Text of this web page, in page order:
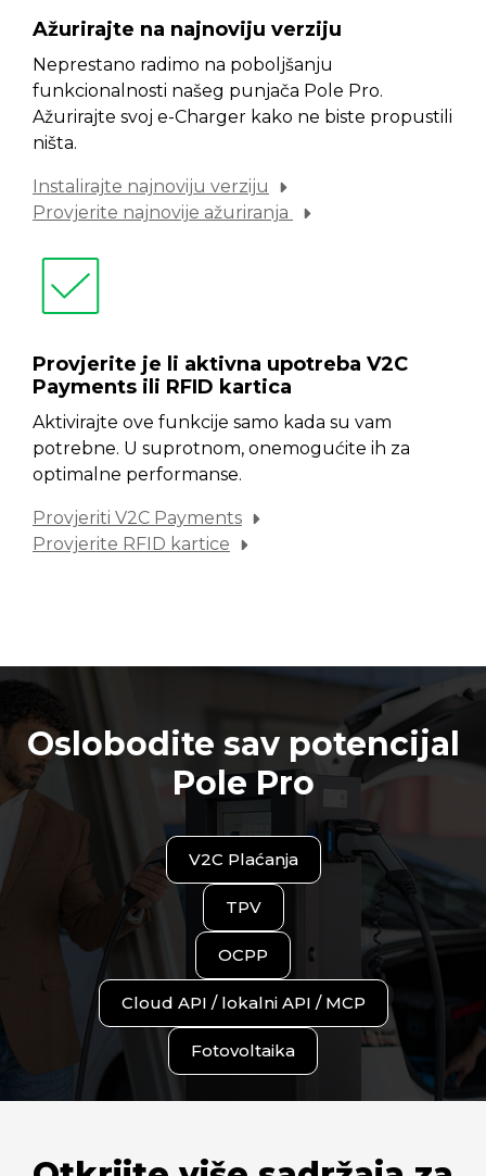
Ažurirajte na najnoviju verziju
Neprestano radimo na poboljšanju
funkcionalnosti našeg punjača Pole Pro.
Ažurirajte svoj e-Charger kako ne biste propustili
ništa.
Instalirajte najnoviju verziju
Provjerite najnovije ažuriranja
Provjerite je li aktivna upotreba V2C
Payments ili RFID kartica
Aktivirajte ove funkcije samo kada su vam
potrebne. U suprotnom, onemogućite ih za
optimalne performanse.
Provjeriti V2C Payments
Provjerite RFID kartice
Oslobodite sav potencijal
Pole Pro
V2C Plaćanja
TPV
OCPP
Cloud API / lokalni API / MCP
Fotovoltaika